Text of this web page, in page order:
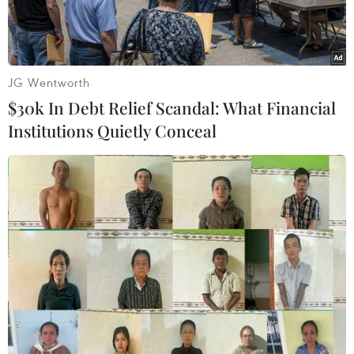
Dự án giai đoạn 2 của điện mặt trời Phù Mỹ đã hoàn thành
nhưng chưa được đưa vào vận hành phát điện, gây lãng phí
lớn. (Ảnh: Sỹ Thắng/TTXVN)
Nhiều doanh nghiệp đầu tư điện mặt trời và
điện gió ở tỉnh Bình Định liên tục kiến nghị
chính quyền và cơ quan chức năng sớm tháo gỡ
khó khăn liên quan đến hợp đồng mua bán
JG Wentworth
$30k In Debt Relief Scandal: What Financial
Institutions Quietly Conceal